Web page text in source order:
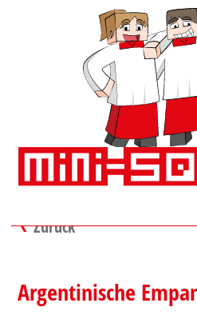
Zurück
Argentinische